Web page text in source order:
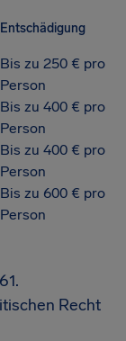
Entschädigung
Bis zu 250 € pro
Person
Bis zu 400 € pro
Person
Bis zu 400 € pro
Person
Bis zu 600 € pro
Person
Recht